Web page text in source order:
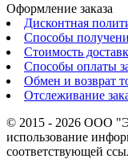
Оформление заказа
Дисконтная
Способы
Стоимость
Способы оплаты
Обмен и возврат
Отслеживание
© 2015 - 2026 ООО
использование
соответствующей